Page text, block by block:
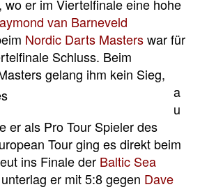
wo er im Viertelfinale eine hohe
van Barneveld
Nordic Darts Masterswar für
Schluss. Beim
gelang ihm kein Sieg,
a
u
er als Pro Tour Spieler des
Tour ging es direkt beim
ins Finale der Baltic Sea
er mit 5:8 gegen Dave